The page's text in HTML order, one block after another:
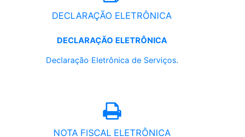
DECLARAÇÃO ELETRÔNICA
DECLARAÇÃO ELETRÔNICA
Declaração Eletrônica de Serviços.
NOTA FISCAL ELETRÔNICA